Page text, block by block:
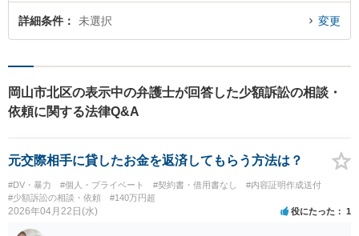
詳細条件 未選択 変更
岡山市北区の表示中の弁護士が回答した少額訴訟の相談・
依頼に関する法律Q&A
元交際相手に貸したお金を返済してもらう方法は？
#DV・暴力 #個人・プライベート #契約書・借用書なし
#内容証明作成送付
#少額訴訟の相談・依頼
#140万円超
2026年04月22日(水) 役にたった 1